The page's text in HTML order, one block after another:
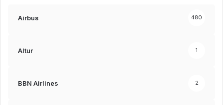
Airbus 480
Altur 1
BBN Airlines 2